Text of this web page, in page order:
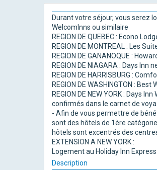
Durant votre séjour, vous serez
Welcomlnns ou similaire
REGION DE QUEBEC : Econo
REGION DE MONTREAL : Les
REGION DE GANANOQUE :
REGION DE NIAGARA : Days Inn
REGION DE HARRISBURG :
REGION DE WASHINGTON :
REGION DE NEW YORK : Days
confirmés dans le carnet de
- Afin de vous permettre de
sont des hôtels de 1ère
hôtels sont excentrés des
EXTENSION A NEW YORK :
Logement au Holiday Inn
Description